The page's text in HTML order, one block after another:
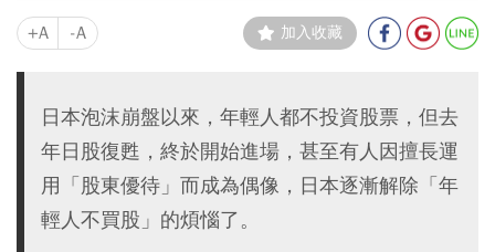
+A -A 加入收藏
日本泡沫崩盤以來，年輕人都不投資股票，但去
年日股復甦，終於開始進場，甚至有人因擅長運
用「股東優待」而成為偶像，日本逐漸解除「年
輕人不買股」的煩惱了。